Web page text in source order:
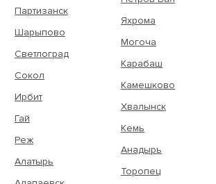
Партизанск
Шарыпово
Светлоград
Сокол
Ирбит
Гай
Реж
Алатырь
Яхрома
Могоча
Карабаш
Камешково
Хвалынск
Кемь
Анадырь
Торопец